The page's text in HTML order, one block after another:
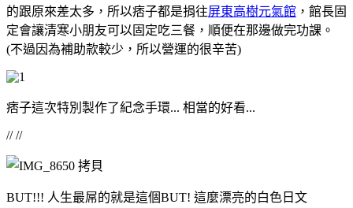
的跟原來差太多，所以痞子都是捐往屏東高樹元氣館 ，館長固
定會讓清寒小朋友可以固定吃三餐，順便在那邊做完功課。
(不過因為補助款較少，所以營運的很辛苦)
痞子這次特別製作了紀念手環... 相當的好看...
// //
BUT!!! 人生最屌的就是這個BUT! 這麼漂亮的白色日文